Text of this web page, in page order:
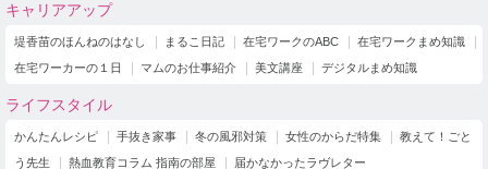
キャリアアップ
堤香苗のほんねのはなし まるこ日記 在宅ワークのABC
在宅ワークまめ知識
在宅ワーカーの１日
マムのお仕事紹介 美文講座 デジタルまめ知識
ライフスタイル
かんたんレシピ 手抜き家事 冬の風邪対策 女性のからだ特集
教えて！ごと
う先生
熱血教育コラム 指南の部屋 届かなかったラヴレター